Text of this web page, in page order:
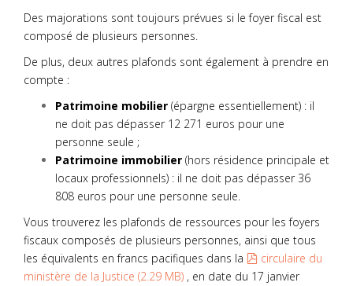
Des majorations sont toujours prévues si le foyer fiscal est
composé de plusieurs personnes.
De plus, deux autres plafonds sont également à prendre en
compte :
Patrimoine mobilier (épargne essentiellement) : il
ne doit pas dépasser 12 271 euros pour une
personne seule ;
Patrimoine immobilier (hors résidence principale et
locaux professionnels) : il ne doit pas dépasser 36
808 euros pour une personne seule.
Vous trouverez les plafonds de ressources pour les foyers
fiscaux composés de plusieurs personnes, ainsi que tous
les équivalents en francs pacifiques dans la
pdf
circulaire du
ministère de la Justice (2.29 MB) , en date du 17 janvier